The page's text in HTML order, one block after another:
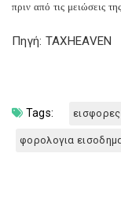
πριν από τις μειώσεις
Πηγή: TAXHEAVEN
Tags: εισφορες
φορολογια